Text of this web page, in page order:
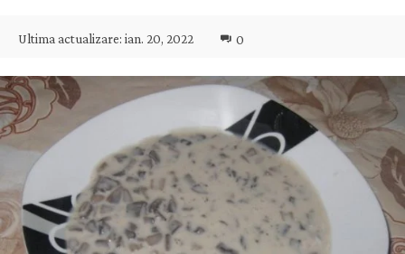
Ultima actualizare: ian. 20, 2022 0